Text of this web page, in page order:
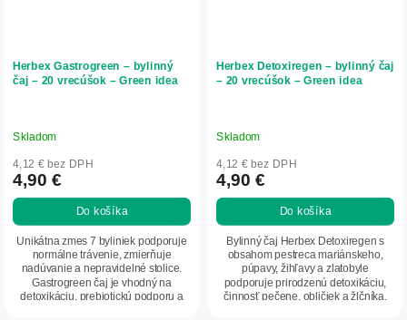
Herbex Gastrogreen – bylinný
čaj – 20 vrecúšok – Green idea
Skladom
4,12 € bez DPH
4,90 €
Do košíka
Unikátna zmes 7 byliniek podporuje
normálne trávenie, zmierňuje
nadúvanie a nepravidelné stolice.
Gastrogreen čaj je vhodný na
detoxikáciu, prebiotickú podporu a
Herbex Detoxiregen – bylinný čaj
– 20 vrecúšok – Green idea
Skladom
4,12 € bez DPH
4,90 €
Do košíka
Bylinný čaj Herbex Detoxiregen s
obsahom pestreca mariánskeho,
púpavy, žihľavy a zlatobyle
podporuje prirodzenú detoxikáciu,
činnosť pečene, obličiek a žlčníka.